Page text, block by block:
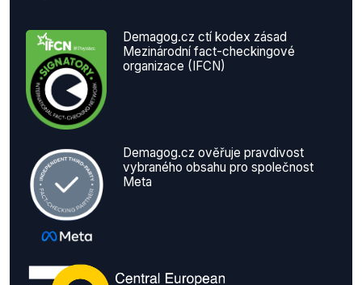
Demagog.cz ctí kodex zásad
Mezinárodní fact-checkingové
organizace (IFCN)
Demagog.cz ověřuje pravdivost
vybraného obsahu pro společnost
Meta